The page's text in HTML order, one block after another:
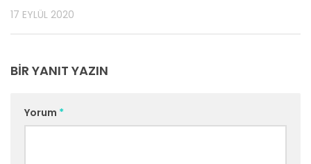
17 EYLÜL 2020
BIR YANIT YAZIN
Yorum *